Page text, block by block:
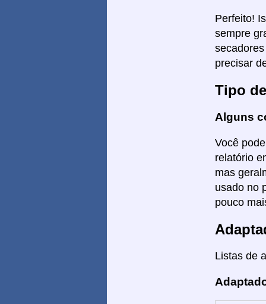
Perfeito!
sempre
precisar
Tipo
Alguns
Você
relatório
mas
usado no
pouco
Listas de